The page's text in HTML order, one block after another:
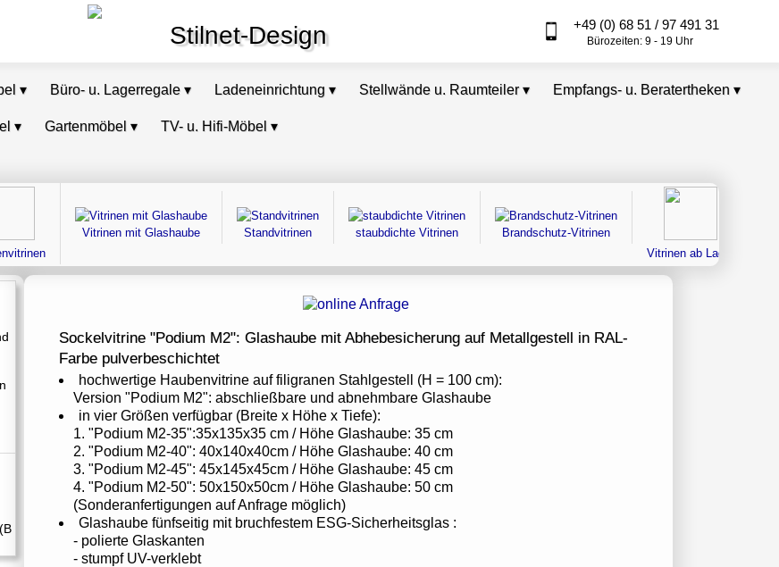
Stilnet-Design +49 (0) 68 51 / 97 491 31
Bürozeiten: 9 - 19 Uhr
Vitrinen mit Glashaube Standvitrinen staubdichte Vitrinen
Brandschutz-Vitrinen
Vitrinen ab Lager
Sockelvitrine "Podium M2": Glashaube mit Abhebesicherung auf Metallgestell in RAL-
Farbe pulverbeschichtet
hochwertige Haubenvitrine auf filigranen Stahlgestell (H = 100 cm):
Version "Podium M2": abschließbare und abnehmbare Glashaube
in vier Größen verfügbar (Breite x Höhe x Tiefe):
1. "Podium M2-35":35x135x35 cm / Höhe Glashaube: 35 cm
2. "Podium M2-40": 40x140x40cm / Höhe Glashaube: 40 cm
3. "Podium M2-45": 45x145x45cm / Höhe Glashaube: 45 cm
4. "Podium M2-50": 50x150x50cm / Höhe Glashaube: 50 cm
(Sonderanfertigungen auf Anfrage möglich)
Glashaube fünfseitig mit bruchfestem ESG-Sicherheitsglas :
- polierte Glaskanten
- stumpf UV-verklebt
▾ Büro- u. Lagerregale ▾ Ladeneinrichtung ▾ Stellwände u. Raumteiler▾ Empfangs- u. Beratertheken ▾
▾ Gartenmöbel ▾ TV- u. Hifi-Möbel ▾